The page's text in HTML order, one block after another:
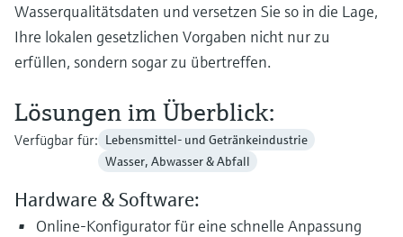
Memosens-Technologie
Alle ansehen
Wasserqualitätsdaten und versetzen Sie so in die Lage,
Ihre lokalen gesetzlichen Vorgaben nicht nur zu
erfüllen, sondern sogar zu übertreffen.
Lösungen im Überblick:
Verfügbar für: Lebensmittel- und Getränkeindustrie
Wasser, Abwasser & Abfall
Hardware & Software:
Online-Konfigurator für eine schnelle Anpassung